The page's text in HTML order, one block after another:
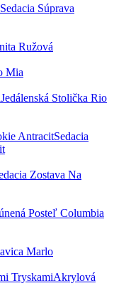
Sedacia Súprava
Ružová
Mia
Jedálenská Stolička Rio
Sedacia
Zostava Na
Posteľ Columbia
Marlo
Akrylová